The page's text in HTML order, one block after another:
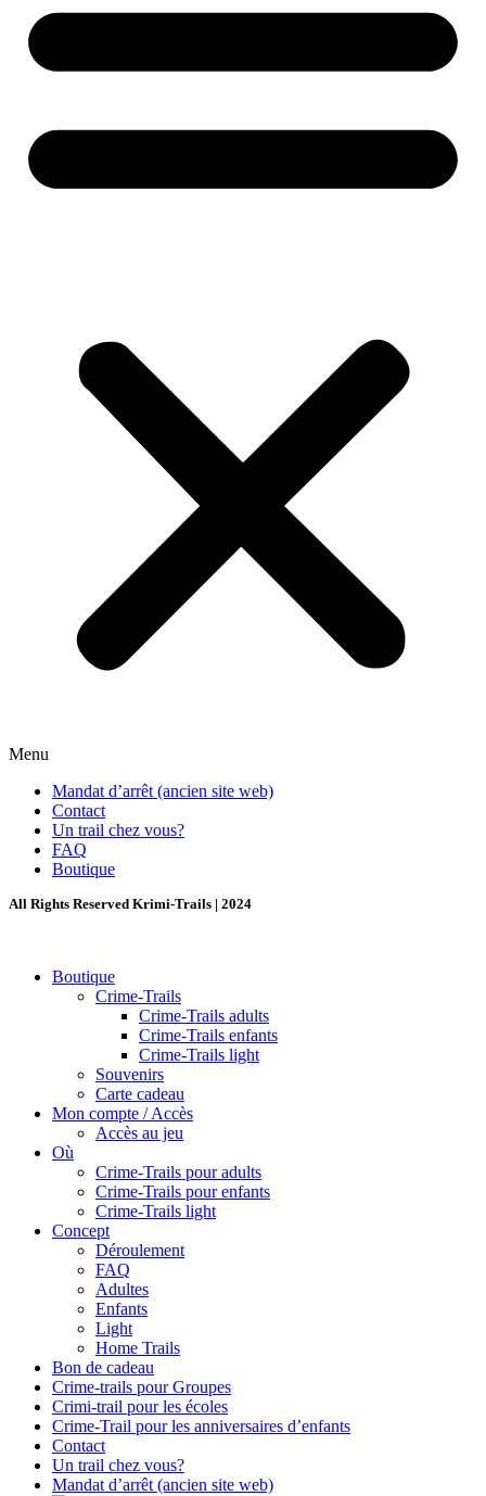
Menu
Mandat d’arrêt (ancien site web)
Contact
Un trail chez vous?
FAQ
Boutique
All Rights Reserved Krimi-Trails | 2024
Boutique
Crime-Trails
Crime-Trails adults
Crime-Trails enfants
Crime-Trails light
Souvenirs
Carte cadeau
Mon compte / Accès
Accès au jeu
Où
Crime-Trails pour adults
Crime-Trails pour enfants
Crime-Trails light
Concept
Déroulement
FAQ
Adultes
Enfants
Light
Home Trails
Bon de cadeau
Crime-trails pour Groupes
Crimi-trail pour les écoles
Crime-Trail pour les anniversaires d’enfants
Contact
Un trail chez vous?
Mandat d’arrêt (ancien site web)